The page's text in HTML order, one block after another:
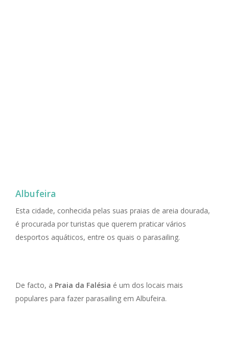
Albufeira
Esta cidade, conhecida pelas suas praias de areia dourada,
é procurada por turistas que querem praticar vários
desportos aquáticos, entre os quais o parasailing.
De facto, a Praia da Falésia é um dos locais mais
populares para fazer parasailing em Albufeira.